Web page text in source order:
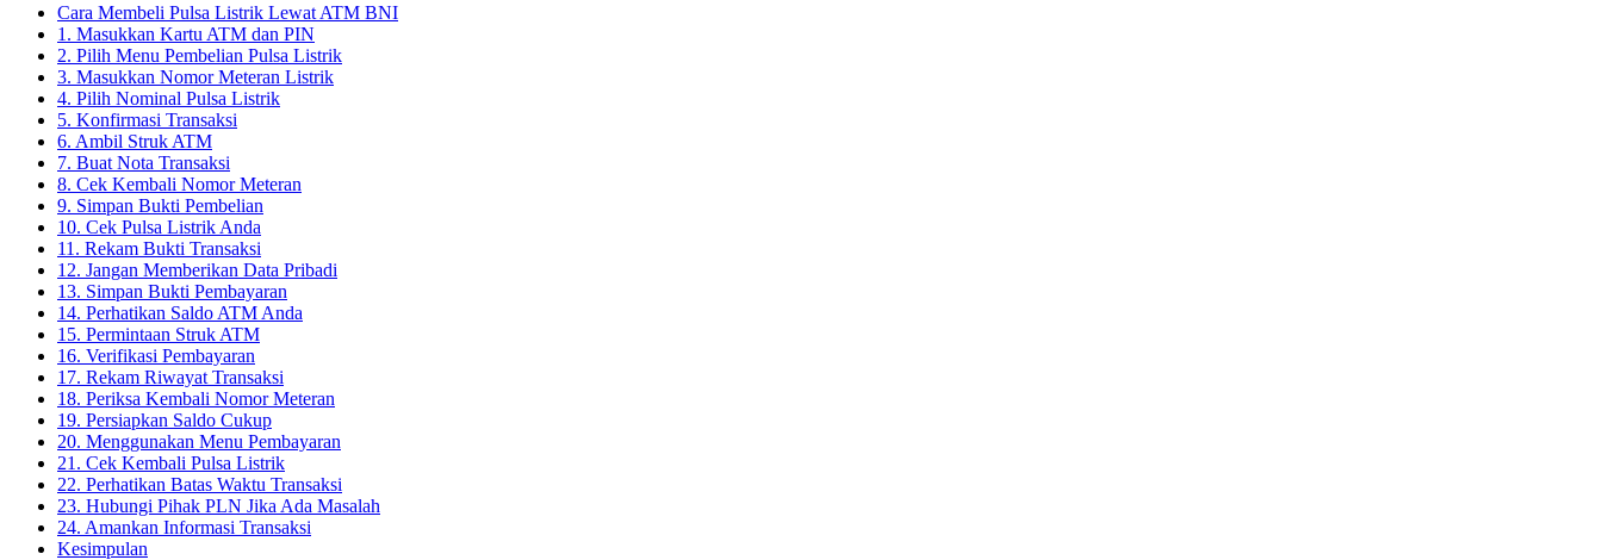
Cara Membeli Pulsa Listrik Lewat ATM BNI
1. Masukkan Kartu ATM dan PIN
2. Pilih Menu Pembelian Pulsa Listrik
3. Masukkan Nomor Meteran Listrik
4. Pilih Nominal Pulsa Listrik
5. Konfirmasi Transaksi
6. Ambil Struk ATM
7. Buat Nota Transaksi
8. Cek Kembali Nomor Meteran
9. Simpan Bukti Pembelian
10. Cek Pulsa Listrik Anda
11. Rekam Bukti Transaksi
12. Jangan Memberikan Data Pribadi
13. Simpan Bukti Pembayaran
14. Perhatikan Saldo ATM Anda
15. Permintaan Struk ATM
16. Verifikasi Pembayaran
17. Rekam Riwayat Transaksi
18. Periksa Kembali Nomor Meteran
19. Persiapkan Saldo Cukup
20. Menggunakan Menu Pembayaran
21. Cek Kembali Pulsa Listrik
22. Perhatikan Batas Waktu Transaksi
23. Hubungi Pihak PLN Jika Ada Masalah
24. Amankan Informasi Transaksi
Kesimpulan